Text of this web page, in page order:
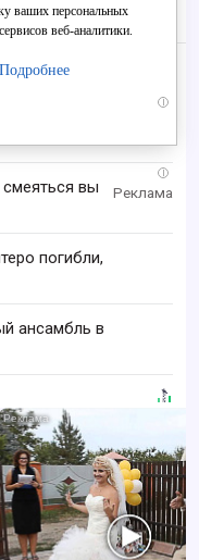
i
люди
i
вы
погибли,
ансамбль в
ваших персональных
веб-аналитики.
Подробнее